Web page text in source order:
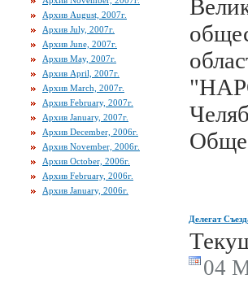
Архив August, 2007г.
Архив July, 2007г.
Архив June, 2007г.
Архив May, 2007г.
Архив April, 2007г.
Архив March, 2007г.
Архив February, 2007г.
Архив January, 2007г.
Архив December, 2006г.
Архив November, 2006г.
Архив October, 2006г.
Архив February, 2006г.
Архив January, 2006г.
Делегат
04